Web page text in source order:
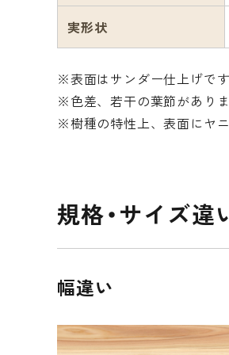
実形状
※表面はサンダー仕上げです
※色差、若干の葉節がありま
※樹種の特性上、表面にヤ
規格・サイズ違
幅違い